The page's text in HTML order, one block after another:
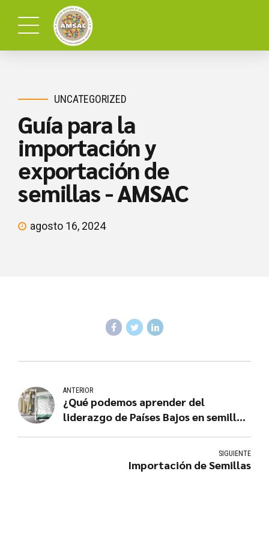
UNCATEGORIZED
Guía para la
importación y
exportación de
semillas - AMSAC
agosto 16, 2024
ANTERIOR
¿Qué podemos aprender del
liderazgo de Países Bajos en semillas
SIGUIENTE
Importación de Semillas